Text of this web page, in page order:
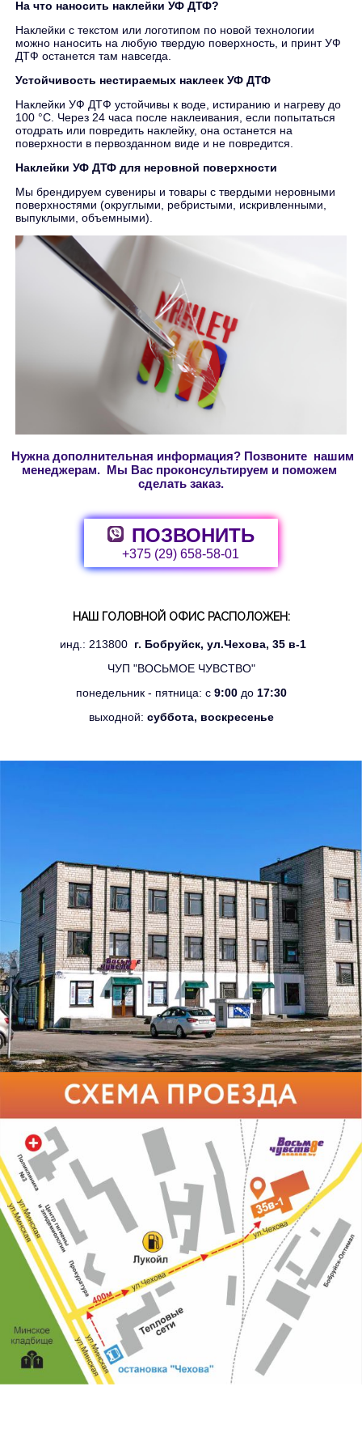
На что наносить наклейки УФ ДТФ?
Наклейки с текстом или логотипом по новой технологии
можно наносить на любую твердую поверхность, и принт УФ
ДТФ останется там навсегда.
Устойчивость нестираемых наклеек УФ ДТФ
Наклейки УФ ДТФ устойчивы к воде, истиранию и нагреву до
100 °C. Через 24 часа после наклеивания, если попытаться
отодрать или повредить наклейку, она останется на
поверхности в первозданном виде и не повредится.
Наклейки УФ ДТФ для неровной поверхности
Мы брендируем сувениры и товары с твердыми неровными
поверхностями (округлыми, ребристыми, искривленными,
выпуклыми, объемными).
Нужна дополнительная информация? Позвоните нашим
менеджерам. Мы Вас проконсультируем и поможем
сделать заказ.
ПОЗВОНИТЬ
+375 (29) 658-58-01
НАШ ГОЛОВНОЙ ОФИС РАСПОЛОЖЕН:
инд.: 213800 г. Бобруйск, ул.Чехова, 35 в-1
ЧУП "ВОСЬМОЕ ЧУВСТВО"
понедельник - пятница: с 9:00до 17:30
выходной: суббота, воскресенье